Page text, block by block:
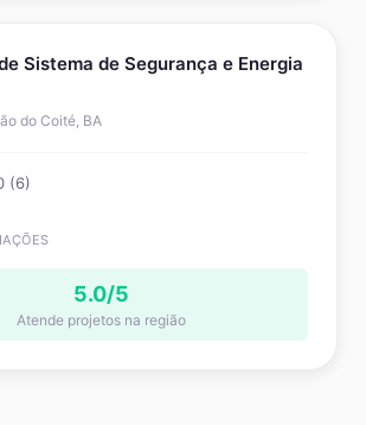
Sistema de Segurança e Energia
do Coité, BA
(6)
5.0/5
Atende projetos na região